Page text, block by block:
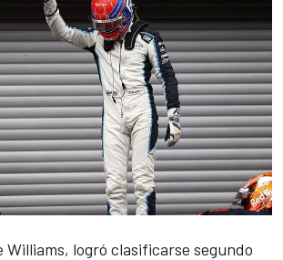
Williams, logró clasificarse segundo